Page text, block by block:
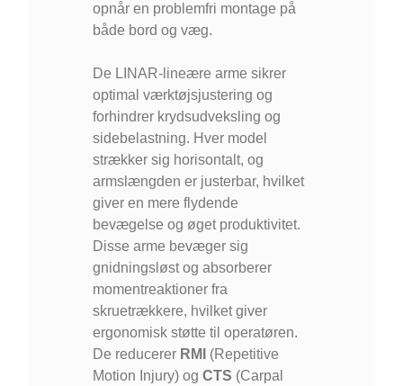
opnår en problemfri montage på
både bord og væg.
De LINAR-lineære arme sikrer
optimal værktøjsjustering og
forhindrer krydsudveksling og
sidebelastning. Hver model
strækker sig horisontalt, og
armslængden er justerbar, hvilket
giver en mere flydende
bevægelse og øget produktivitet.
Disse arme bevæger sig
gnidningsløst og absorberer
momentreaktioner fra
skruetrækkere, hvilket giver
ergonomisk støtte til operatøren.
De reducerer RMI
(Repetitive
Motion Injury) og CTS (Carpal